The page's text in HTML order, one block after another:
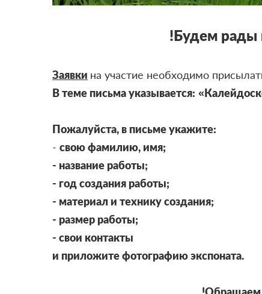
!Будем рады
Заявки на участие необходимо
В теме письма указывается:
Пожалуйста, в письме укажите:
- свою фамилию, имя;
- название работы;
- год создания работы;
- материал и технику создания;
- размер работы;
- свои контакты
и приложите фотографию экспоната.